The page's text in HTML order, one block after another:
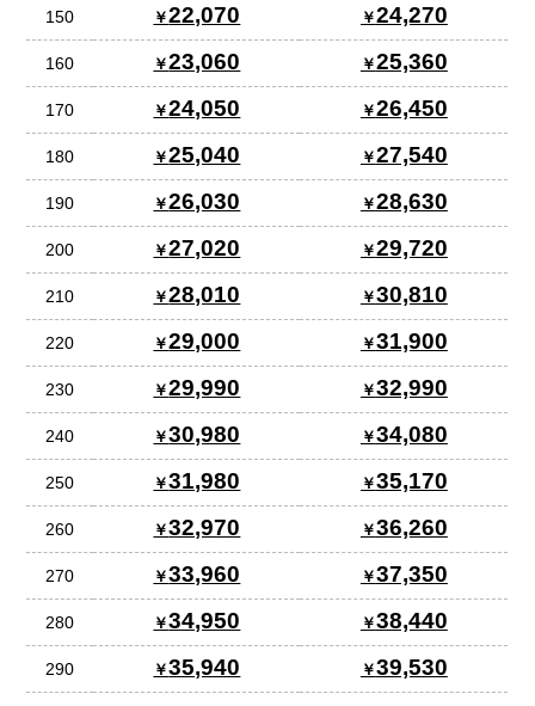
150 22,070 24,270
160 23,060 25,360
170 24,050 26,450
180 25,040 27,540
190 26,030 28,630
200 27,020 29,720
210 28,010 30,810
220 29,000 31,900
230 29,990 32,990
240 30,980 34,080
250 31,980 35,170
260 32,970 36,260
270 33,960 37,350
280 34,950 38,440
290 35,940 39,530